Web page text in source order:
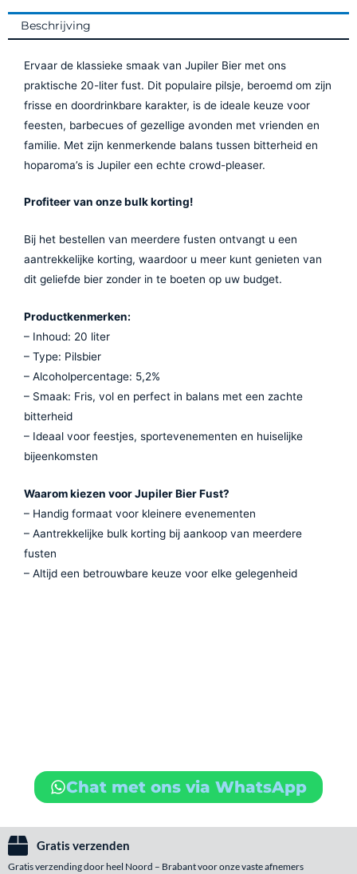
Beschrijving
Ervaar de klassieke smaak van Jupiler Bier met ons
praktische 20-liter fust. Dit populaire pilsje, beroemd om zijn
frisse en doordrinkbare karakter, is de ideale keuze voor
feesten, barbecues of gezellige avonden met vrienden en
familie. Met zijn kenmerkende balans tussen bitterheid en
hoparoma’s is Jupiler een echte crowd-pleaser.
Profiteer van onze bulk korting!
Bij het bestellen van meerdere fusten ontvangt u een
aantrekkelijke korting, waardoor u meer kunt genieten van
dit geliefde bier zonder in te boeten op uw budget.
Productkenmerken:
– Inhoud: 20 liter
– Type: Pilsbier
– Alcoholpercentage: 5,2%
– Smaak: Fris, vol en perfect in balans met een zachte
bitterheid
– Ideaal voor feestjes, sportevenementen en huiselijke
bijeenkomsten
Waarom kiezen voor Jupiler Bier Fust?
– Handig formaat voor kleinere evenementen
– Aantrekkelijke bulk korting bij aankoop van meerdere
fusten
– Altijd een betrouwbare keuze voor elke gelegenheid
Chat met ons via WhatsApp
Gratis verzenden
Gratis verzending door heel Noord – Brabant voor onze vaste afnemers